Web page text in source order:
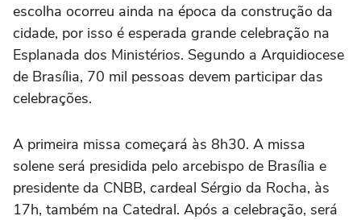
escolha ocorreu ainda na época da construção da
cidade, por isso é esperada grande celebração na
Esplanada dos Ministérios. Segundo a Arquidiocese
de Brasília, 70 mil pessoas devem participar das
celebrações.
A primeira missa começará às 8h30. A missa
solene será presidida pelo arcebispo de Brasília e
presidente da CNBB, cardeal Sérgio da Rocha, às
17h, também na Catedral. Após a celebração, será